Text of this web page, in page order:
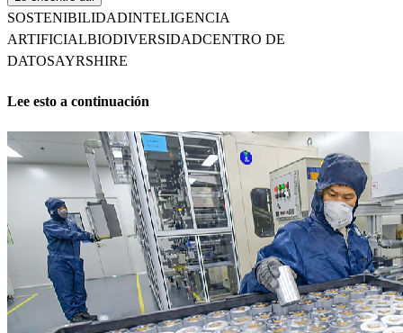
SOSTENIBILIDADINTELIGENCIA
ARTIFICIALBIODIVERSIDADCENTRO DE
DATOSAYRSHIRE
Lee esto a continuación